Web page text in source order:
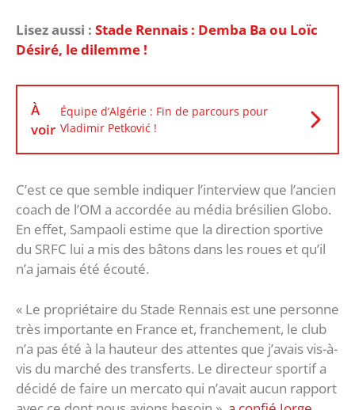
Lisez aussi : Stade Rennais : Demba Ba ou Loïc
Désiré, le dilemme !
À
voir
Équipe d’Algérie : Fin de parcours pour
Vladimir Petković !
C’est ce que semble indiquer l’interview que l’ancien
coach de l’OM a accordée au média brésilien Globo.
En effet, Sampaoli estime que la direction sportive
du SRFC lui a mis des bâtons dans les roues et qu’il
n’a jamais été écouté.
« Le propriétaire du Stade Rennais est une personne
très importante en France et, franchement, le club
n’a pas été à la hauteur des attentes que j’avais vis-à-
vis du marché des transferts. Le directeur sportif a
décidé de faire un mercato qui n’avait aucun rapport